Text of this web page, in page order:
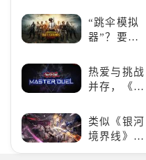
魄的忍者之
旅
“跳伞模拟
器”？要
“刚”？
热爱与挑战
并存，《游
决斗》，牌
佬都爱玩的
类似《银河
境界线》的
二次元战棋